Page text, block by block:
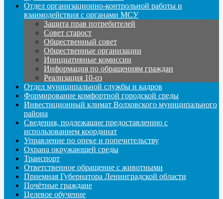
Отдел организационно-контрольной работы и
взаимодействия с органами МСУ
Защита прав потребителей
Совет старост
Общественный совет
Общественные организации
Инициативные комиссии
Информация по обращениям граждан
Реализация 10-оз
Отдел муниципальной службы и кадров
Формирование комфортной городской среды
Инвестиционный климат Волховского муниципального
района
Сведения, подлежащие предоставлению с
использованием координат
Управление по опеке и попечительству
Охрана окружающей среды
Транспорт
Ответственное обращение с животными
Приемная Губернатора Ленинградской области
Почётные граждане
Целевое обучение